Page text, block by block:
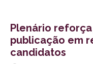
Plenário
publicação em
candidatos